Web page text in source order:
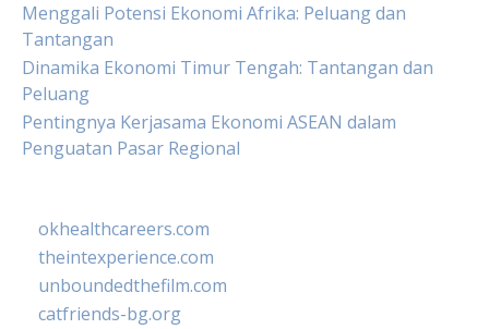
Menggali Potensi Ekonomi Afrika: Peluang dan
Tantangan
Dinamika Ekonomi Timur Tengah: Tantangan dan
Peluang
Pentingnya Kerjasama Ekonomi ASEAN dalam
Penguatan Pasar Regional
okhealthcareers.com
theintexperience.com
unboundedthefilm.com
catfriends-bg.org